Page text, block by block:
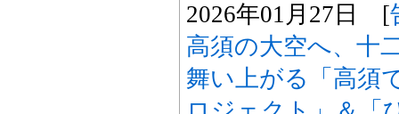
2026年01月27日 [
高須の大空へ、十
舞い上がる「高須